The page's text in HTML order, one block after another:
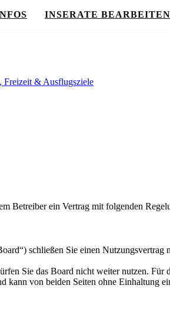
INSERATE BEARBEITEN
Freizeit & Ausflugsziele
Betreiber ein Vertrag mit folgenden
schließen Sie einen
Sie das Board nicht weiter nutzen.
kann von beiden Seiten ohne Einhaltung